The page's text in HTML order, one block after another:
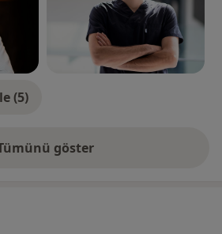
(5)
göster
deneyim hakkında